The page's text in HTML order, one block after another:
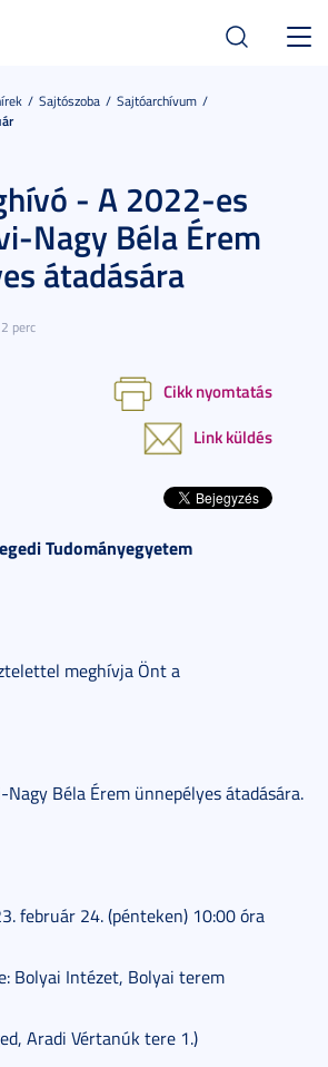
Sajtószoba
Sajtóarchívum
- A 2022-es
Nagy Béla Érem
átadására
2 perc
Cikk nyomtatás
Link küldés
Tudományegyetem
meghívja Önt a
Béla Érem ünnepélyes átadására.
február 24. (pénteken) 10:00 óra
Bolyai Intézet, Bolyai terem
Aradi Vértanúk tere 1.)